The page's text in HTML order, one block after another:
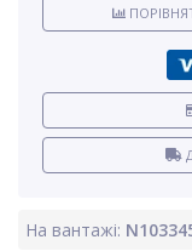
На вантажі: